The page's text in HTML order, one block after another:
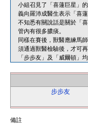
小組召見了「喜蓮巨星」
義向羅沛成醫生表示「喜
不知悉有關說話是關於「
管內有很多膿痰。
同樣在賽後，獸醫應練馬
須通過獸醫檢驗後，才可再
「步步友」及「威爾頓」
步步友
備註